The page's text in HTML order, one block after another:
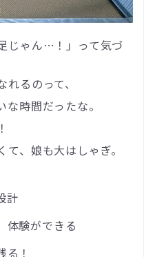
じゃん…！」って気づ
るのって、
時間だったな。
、娘も大はしゃぎ。
計
体験ができる
！